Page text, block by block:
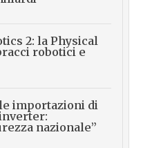
2: la Physical
robotici e
importazioni di
nazionale”